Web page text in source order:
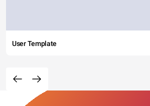
User Template